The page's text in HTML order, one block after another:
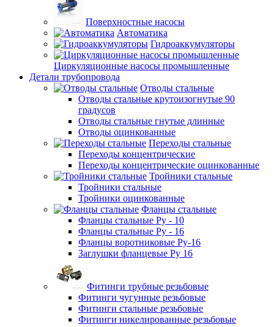
Поверхностные насосы
Автоматика
Гидроаккумуляторы
Циркуляционные насосы промышленные
Детали трубопровода
Отводы стальные
Отводы стальные крутоизогнутые 90
градусов
Отводы стальные гнутые длинные
Отводы оцинкованные
Переходы стальные
Переходы концентрические
Переходы концентрические оцинкованные
Тройники стальные
Тройники стальные
Тройники оцинкованные
Фланцы стальные
Фланцы стальные Ру - 10
Фланцы стальные Ру - 16
Фланцы воротниковые Ру-16
Заглушки фланцевые Ру 16
Фитинги трубные резьбовые
Фитинги чугунные резьбовые
Фитинги стальные резьбовые
Фитинги никелированные резьбовые